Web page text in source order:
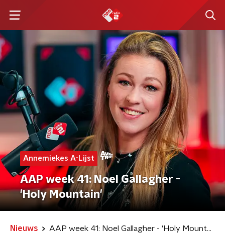
Annemiekes A-Lijst
AAP week 41: Noel Gallagher -
'Holy Mountain'
Nieuws AAP week 41: Noel Gallagher - 'Holy Mountain'